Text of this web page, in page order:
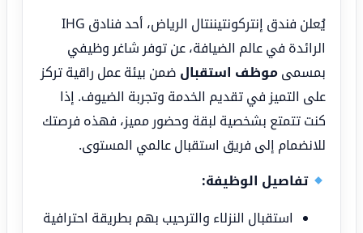
يُعلن فندق إنتركونتيننتال الرياض، أحد فنادق IHG
الرائدة في عالم الضيافة، عن توفر شاغر وظيفي
بمسمى موظف استقبال ضمن بيئة عمل راقية تركز
على التميز في تقديم الخدمة وتجربة الضيوف. إذا
كنت تتمتع بشخصية لبقة وحضور مميز، فهذه فرصتك
للانضمام إلى فريق استقبال عالمي المستوى.
تفاصيل الوظيفة:
استقبال النزلاء والترحيب بهم بطريقة احترافية